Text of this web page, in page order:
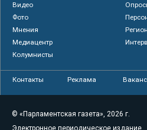
Видео
Фото
Мнения
Медиацентр
Колумнисты
Контакты Реклама
© «Парламентская газета», 2026 г.